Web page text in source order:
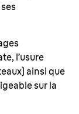
l’usure
ainsi que
sur la